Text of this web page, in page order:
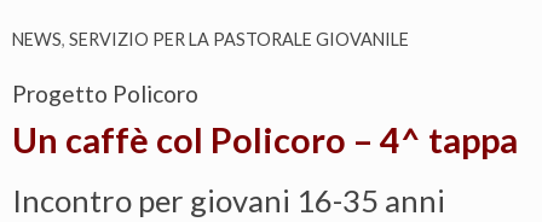
NEWS, SERVIZIO PER LA PASTORALE GIOVANILE
Progetto Policoro
Un caffè col Policoro – 4^ tappa
Incontro per giovani 16-35 anni